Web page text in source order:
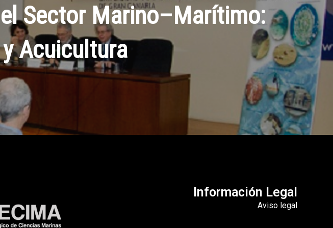
Sector Marino–Marítimo:
Acuicultura
Información Legal
Aviso legal